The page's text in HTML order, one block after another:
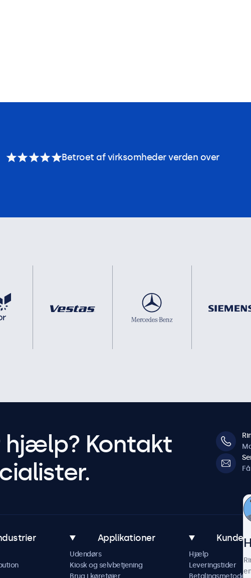
Betroet af virksomheder verden over
hjælp? Kontakt
Applikationer
Udendørs
Kiosk og selvbetjening
Hjælp
Leveringstider